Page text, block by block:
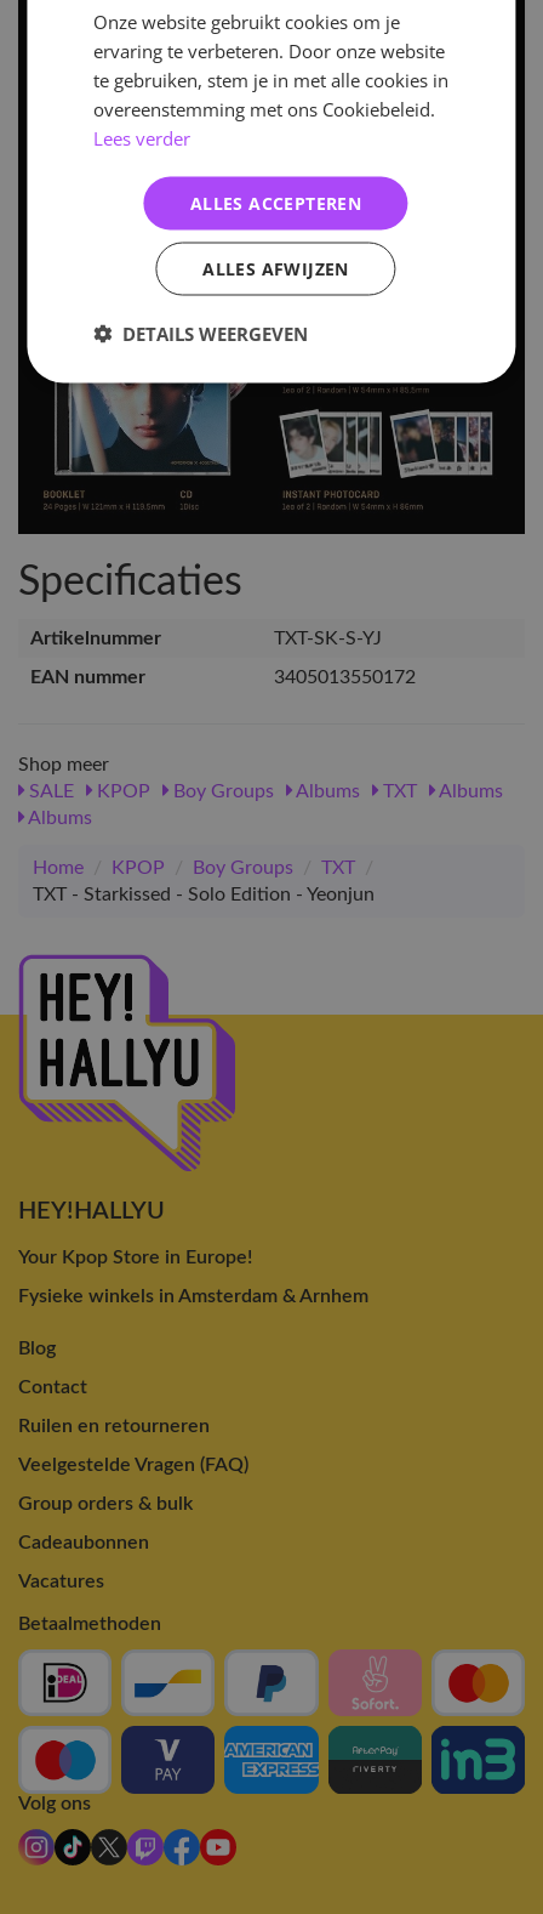
Specificaties
Artikelnummer
TXT-SK-S-YJ
EAN nummer
3405013550172
Shop meer
SALE
KPOP Boy Groups Albums TXT
Albums
Albums
Home / KPOP / Boy Groups / TXT
/
TXT - Starkissed - Solo Edition - Yeonjun
HEY!HALLYU
Your Kpop Store in Europe!
Fysieke winkels in Amsterdam & Arnhem
Blog
Contact
Ruilen en retourneren
Veelgestelde Vragen (FAQ)
Group orders & bulk
Cadeaubonnen
Vacatures
Betaalmethoden
Volg ons
Onze website gebruikt cookies om je
ervaring te verbeteren. Door onze website
te gebruiken, stem je in met alle cookies in
overeenstemming met ons Cookiebeleid.
Lees verder
ALLES ACCEPTEREN
ALLES AFWIJZEN
DETAILS WEERGEVEN